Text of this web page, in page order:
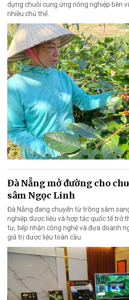
dựng chuỗi cung ứng nông nghiệp bền
nhiều chủ thể.
Đà Nẵng mở đường cho
sâm Ngọc Linh
Đà Nẵng đang chuyển từ trồng sâm
nghiệp dược liệu và hợp tác quốc tế trở
tư, tiếp nhận công nghệ và đưa doanh
giá trị dược liệu toàn cầu.